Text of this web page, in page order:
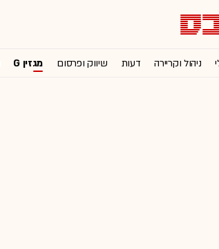
ניהול וקריירה דעות שיווק ופרסום מגזין G